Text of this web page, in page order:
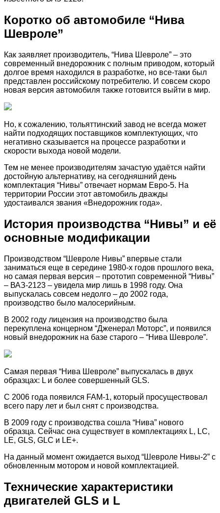
Коротко об автомобиле “Нива
Шевроле”
Как заявляет производитель, “Нива Шевроле” – это
современный внедорожник с полным приводом, который
долгое время находился в разработке, но все-таки был
представлен российскому потребителю. И совсем скоро
новая версия автомобиля также готовится выйти в мир.
Но, к сожалению, тольяттинский завод не всегда может
найти подходящих поставщиков комплектующих, что
негативно сказывается на процессе разработки и
скорости выхода новой модели.
Тем не менее производителям зачастую удаётся найти
достойную альтернативу, на сегодняшний день
комплектация “Нивы” отвечает нормам Евро-5. На
территории России этот автомобиль дважды
удостаивался звания «Внедорожник года».
История производства “Нивы” и её
основные модификации
Производством “Шевроле Нивы” впервые стали
заниматься еще в середине 1980-х годов прошлого века,
но самая первая версия – прототип современной “Нивы”
– ВАЗ-2123 – увидела мир лишь в 1998 году. Она
выпускалась совсем недолго – до 2002 года,
производство было малосерийным.
В 2002 году лицензия на производство была
перекуплена концерном “Дженерал Моторс”, и появился
новый внедорожник на базе старого – “Нива Шевроле”.
Самая первая “Нива Шевроле” выпускалась в двух
образцах: L и более совершенный GLS.
С 2006 года появился FAM-1, который просуществовал
всего пару лет и был снят с производства.
В 2009 году с производства сошла “Нива” нового
образца. Сейчас она существует в комплектациях L, LC,
LE, GLS, GLC и LE+.
На данный момент ожидается выход “Шевроле Нивы-2” с
обновленным мотором и новой комплектацией.
Технические характеристики
двигателей GLS и L